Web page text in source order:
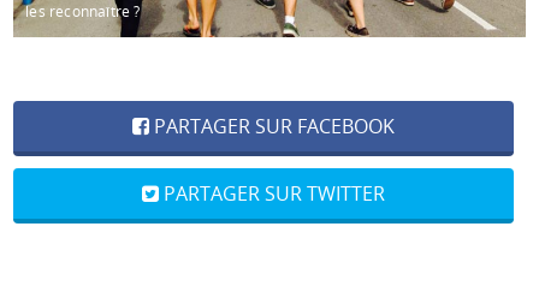
les reconnaître ?
PARTAGER SUR FACEBOOK
PARTAGER SUR TWITTER